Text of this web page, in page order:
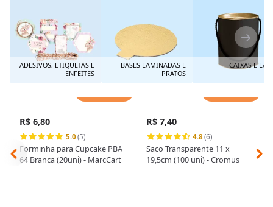
ADESIVOS, ETIQUETAS E
ENFEITES
BASES LAMINADAS E
PRATOS
CAIXAS E
R$ 6,80
5.0(5)
Forminha para Cupcake PBA
64 Branca (20uni) - MarcCart
R$ 7,40
4.8(6)
Saco Transparente 11 x
19,5cm (100 uni) - Cromus